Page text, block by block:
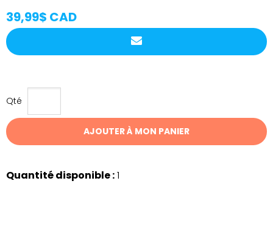
39,99$ CAD
Qté
AJOUTER À MON PANIER
Quantité disponible :1